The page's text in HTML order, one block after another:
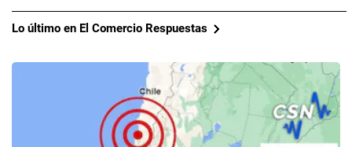
Lo último en El Comercio Respuestas